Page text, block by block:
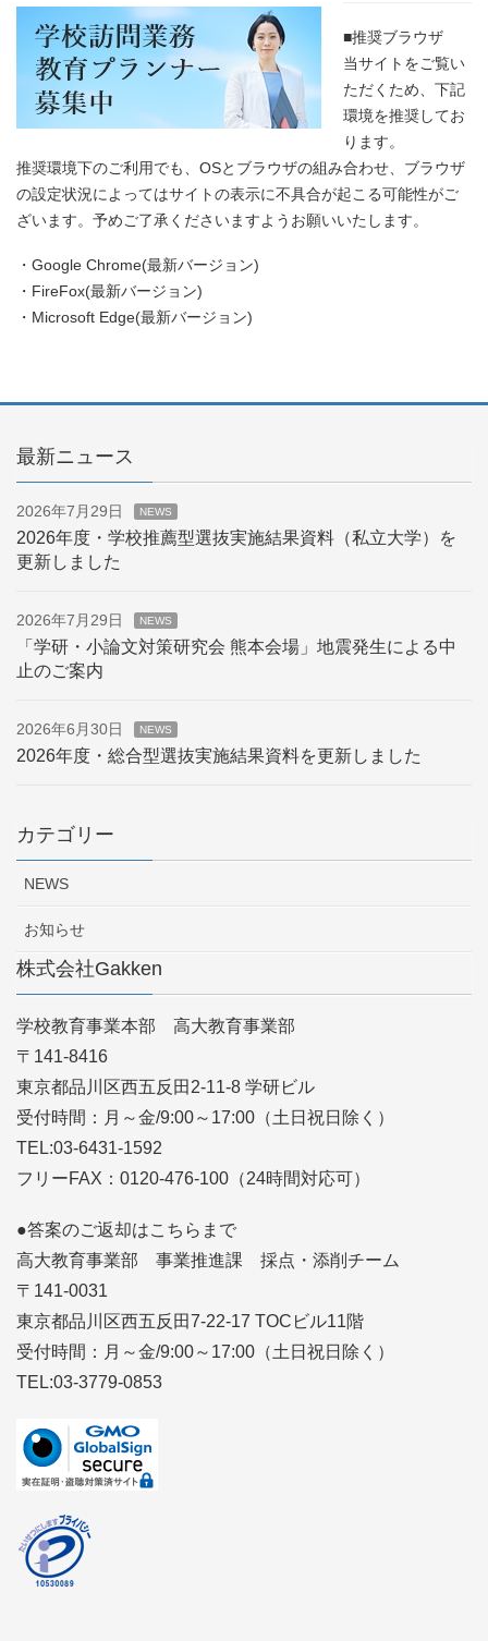
■推奨ブラウザ
当サイトをご覧い
ただくため、下記
環境を推奨してお
ります。
推奨環境下のご利用でも、OSとブラウザの組み合わせ、ブラウザ
の設定状況によってはサイトの表示に不具合が起こる可能性がご
ざいます。予めご了承くださいますようお願いいたします。
・Google Chrome(最新バージョン)
・FireFox(最新バージョン)
・Microsoft Edge(最新バージョン)
最新ニュース
2026年7月29日 NEWS
2026年度・学校推薦型選抜実施結果資料（私立大学）を
更新しました
2026年7月29日 NEWS
「学研・小論文対策研究会 熊本会場」地震発生による中
止のご案内
2026年6月30日 NEWS
2026年度・総合型選抜実施結果資料を更新しました
カテゴリー
NEWS
お知らせ
株式会社Gakken
学校教育事業本部 高大教育事業部
〒141-8416
東京都品川区西五反田2-11-8 学研ビル
受付時間：月～金/9:00～17:00（土日祝日除く）
TEL:03-6431-1592
フリーFAX：0120-476-100（24時間対応可）
●答案のご返却はこちらまで
高大教育事業部 事業推進課 採点・添削チーム
〒141-0031
東京都品川区西五反田7-22-17 TOCビル11階
受付時間：月～金/9:00～17:00（土日祝日除く）
TEL:03-3779-0853